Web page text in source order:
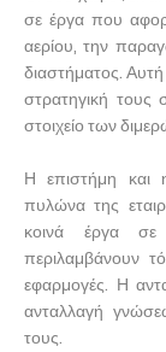
σε έργα που
αερίου, την
διαστήματος. Αυτή
στρατηγική τους
στοιχείο των
Η επιστήμη και
πυλώνα της
κοινά έργα σε
περιλαμβάνουν
εφαρμογές. Η
ανταλλαγή
τους.